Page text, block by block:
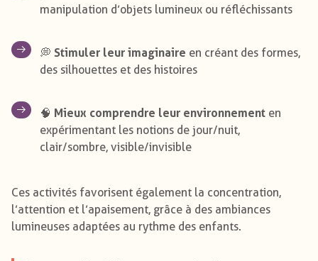
manipulation d’objets lumineux ou réfléchissants
💭 Stimuler leur imaginaire en créant des formes,
des silhouettes et des histoires
🧠 Mieux comprendre leur environnement en
expérimentant les notions de jour/nuit,
clair/sombre, visible/invisible
Ces activités favorisent également la concentration,
l’attention et l’apaisement, grâce à des ambiances
lumineuses adaptées au rythme des enfants.